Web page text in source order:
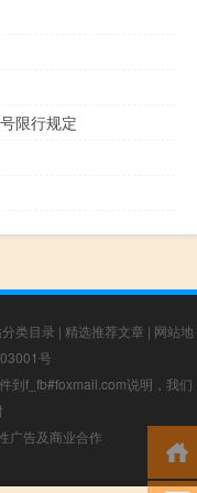
限行规定
类目录 | 精选推荐文章 | 网站地
号
到f_fb#foxmail.com说明，我们
广告及商业合作